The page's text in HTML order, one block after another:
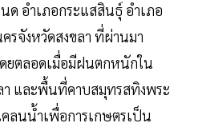
อำเภอกระแสสินธุ์ อำเภอ
รจังหวัดสงขลา ที่ผ่านมา
ตลอดเมื่อมีฝนตกหนักใน
และพื้นที่คาบสมุทรสทิงพระ
ลนน้ำเพื่อการเกษตรเป็น